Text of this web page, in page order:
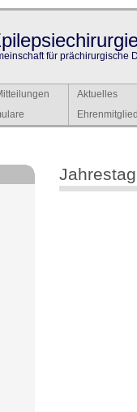
für prächirurgische
Aktuelles